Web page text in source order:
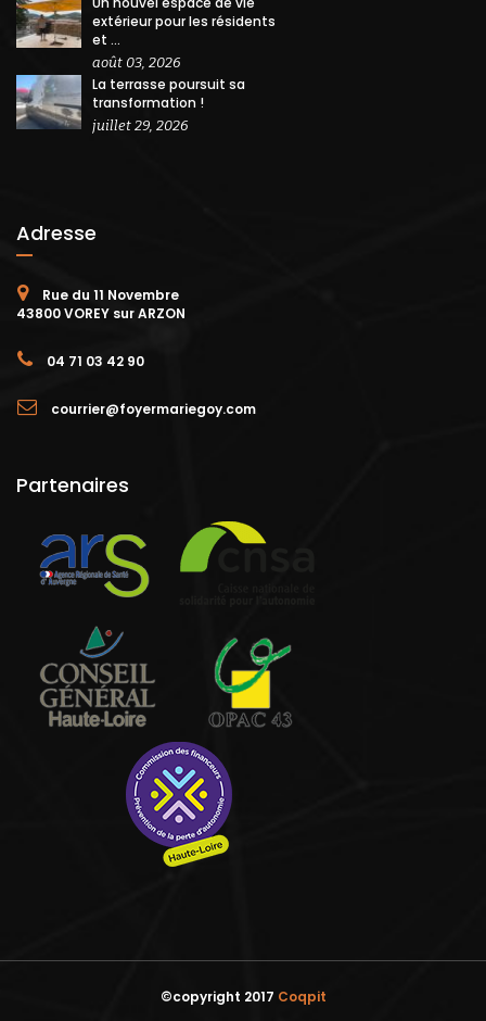
extérieur pour les résidents
et ...
août 03, 2026
La terrasse poursuit sa
transformation !
juillet 29, 2026
Adresse
Rue du 11 Novembre
43800 VOREY sur ARZON
04 71 03 42 90
courrier@foyermariegoy.com
Partenaires
©copyright 2017 Coqpit